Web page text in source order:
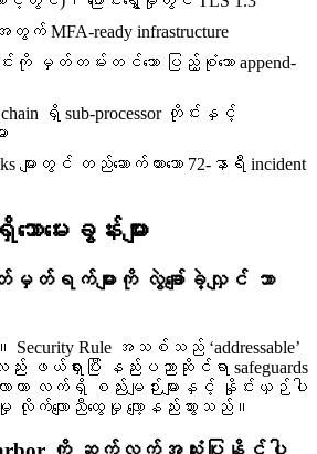
က် MFA-ready infrastructure
ကို မှတ်တမ်းတင်သော ပြည့်စုံသော append-
ရှိ sub-processor တိုင်းနှင့်
ျားတွင် တည်ဆောက်ထားသော 72-နာရီ incident
ာမေးခွန်းများ
မှတ်ရက်များကို လွဲချော်ခဲ့လျှင် ဘာ
Security Rule အသစ်သည် ‘addressable’
း ဖယ်ရှားပြီး နည်းပညာဆိုင်ရာ safeguards
ာကာ လက်ရှိ စည်းမျဉ်းများနှင့် နှိုင်းယှဉ်ပါ
ျောညီထွေမှု လျော့နည်းသွားသည်။